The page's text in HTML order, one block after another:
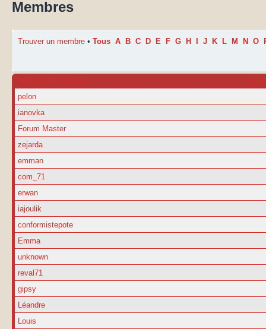
Membres
Trouver un membre • Tous A B C D E F G H J K L M N O
NOM D’UTILISATEUR
pelon
ianovka
Forum Master
zejarda
emman
com_71
erwan
iajoulik
conformistepote
Emma
unknown
reval71
gipsy
Léandre
Louis